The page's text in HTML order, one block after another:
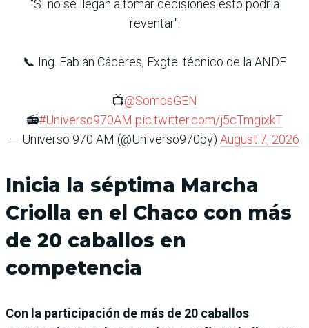
"SI no se llegan a tomar decisiones esto podría
reventar".
📞 Ing. Fabián Cáceres, Exgte. técnico de la ANDE
📺@SomosGEN
📻#Universo970AM pic.twitter.com/j5cTmgixkT
— Universo 970 AM (@Universo970py) August 7, 2026
Inicia la séptima Marcha
Criolla en el Chaco con más
de 20 caballos en
competencia
Con la participación de más de 20 caballos